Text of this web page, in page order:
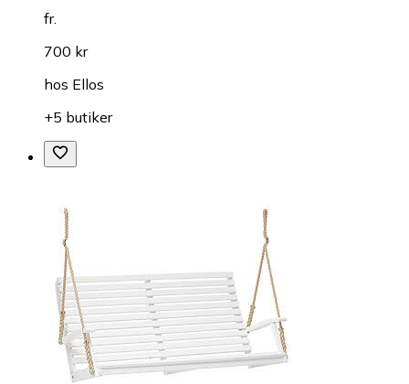
fr.
700 kr
hos Ellos
+5 butiker